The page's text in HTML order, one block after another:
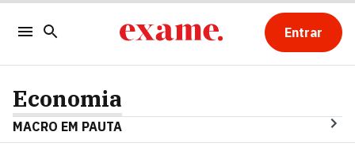
Entrar
Economia
MACRO EM PAUTA